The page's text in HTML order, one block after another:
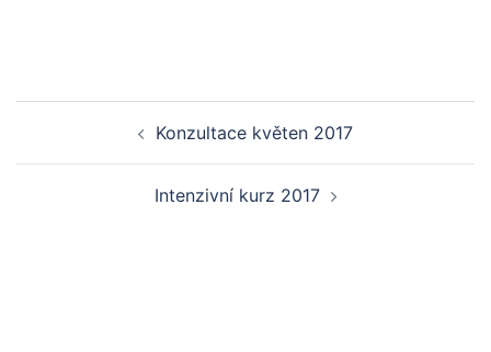
navigation Konzultace květen 2017
Intenzivní kurz 2017